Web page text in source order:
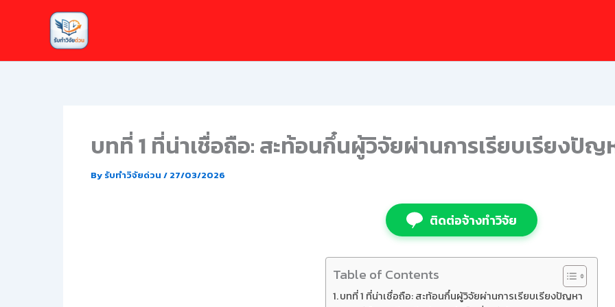
บทที่ 1 ที่น่าเชื่อถือ: สะท้อนกึ๋นผู้วิจัยผ่านการเรียบเรียงปัญ
By รับทำวิจัยด่วน / 27/03/2026
ติดต่อจ้างทำวิจัย
Table of Contents
บทที่ 1 ที่น่าเชื่อถือ: สะท้อนกึ๋นผู้วิจัยผ่านการเรียบเรียงปัญหา